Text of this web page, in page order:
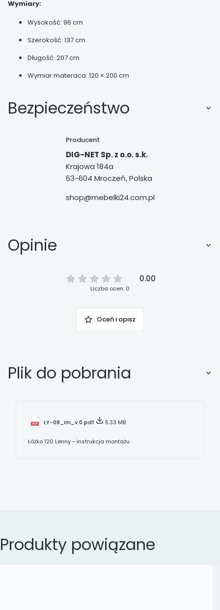
Wymiary:
Wysokość: 96 cm
Szerokość: 137 cm
Długość: 207 cm
Wymiar materaca: 120 × 200 cm
Bezpieczeństwo
Producent
DIG-NET Sp. z o.o. s.k.
Krajowa 184a
63-604 Mroczeń, Polska
shop@mebelki24.com.pl
Opinie
0.00
Liczba ocen: 0
Oceń i opisz
Plik do pobrania
LY-08_im_v.0.pdf 5.33 MB
Łóżko 120 Lenny - instrukcja montażu
Produkty powiązane